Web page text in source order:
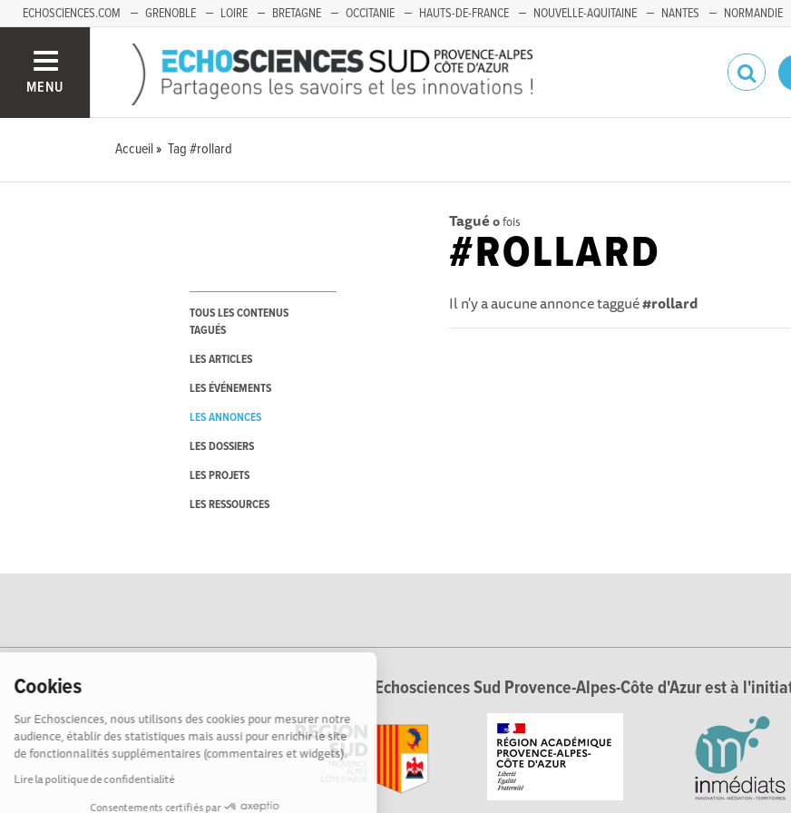
Cookies
Sur Echosciences, nous utilisons des cookies pour mesurer notre
audience, établir des statistiques mais aussi pour enrichir le site
de fonctionnalités supplémentaires (commentaires et widgets).
Lire la politique de confidentialité
Consentements certifiés par
ECHOSCIENCES.COM GRENOBLE LOIRE BRETAGNE OCCITANIE HAUTS-DE-FRANCE NOUVELLE-AQUITAINE NANTES NORMANDIE
MENU
Accueil Tag #rollard
TOUS LES CONTENUS
TAGUÉS
LES ARTICLES
LES ÉVÉNEMENTS
LES ANNONCES
LES DOSSIERS
LES PROJETS
LES RESSOURCES
Tagué 0fois
#ROLLARD
Il n'y a aucune annonce taggué#rollard
Echosciences Sud Provence-Alpes-Côte d'Azur est à